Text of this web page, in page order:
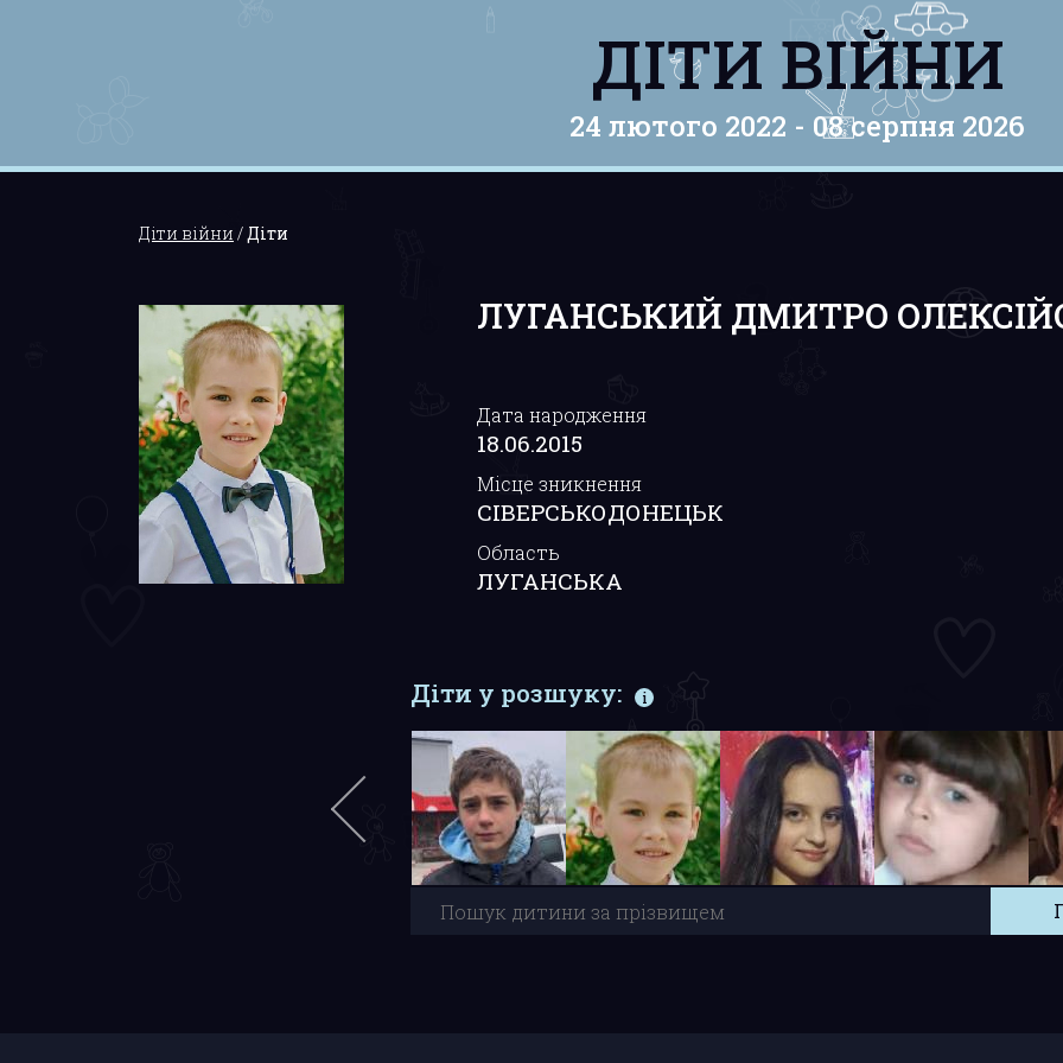
ДІТИ ВІЙНИ
24 лютого 2022 - 08 серпня 2026
Діти війни /Діти
ЛУГАНСЬКИЙ ДМИТРО
Дата народження
18.06.2015
Місце зникнення
СІВЕРСЬКОДОНЕЦЬК
Область
ЛУГАНСЬКА
Діти у розшуку: